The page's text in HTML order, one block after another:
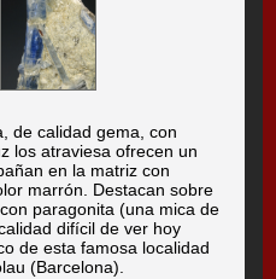
de calidad gema, con
los atraviesa ofrecen un
en la matriz con
marrón. Destacan sobre
paragonita (una mica de
difícil de ver hoy
de esta famosa localidad
(Barcelona).